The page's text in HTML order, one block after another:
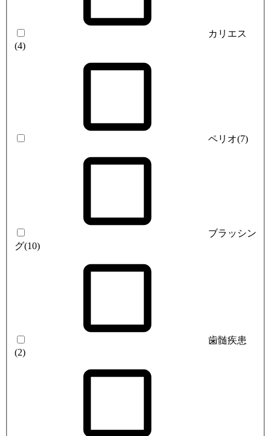
カリエス
(4)
ペリオ(7)
ブラッシン
グ(10)
歯髄疾患
(2)